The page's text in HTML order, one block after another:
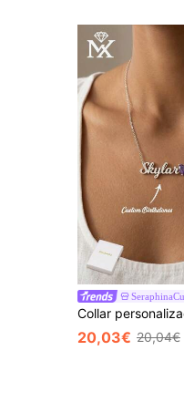
20,03€ 20,04€